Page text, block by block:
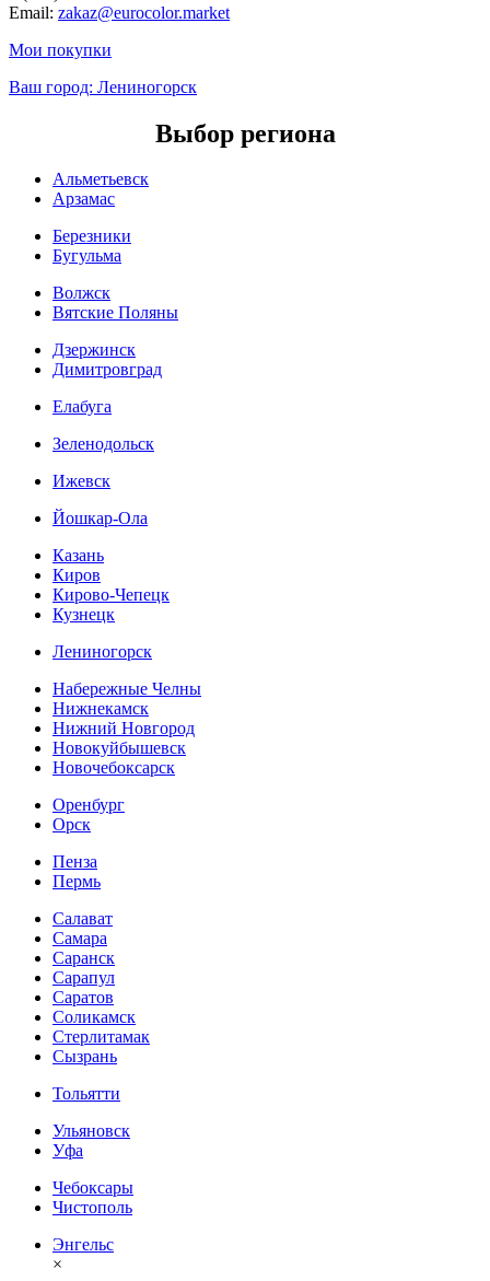
Email: zakaz@eurocolor.market
Мои покупки
Ваш город: Лениногорск
Выбор региона
Альметьевск
Арзамас
Березники
Бугульма
Волжск
Вятские Поляны
Дзержинск
Димитровград
Елабуга
Зеленодольск
Ижевск
Йошкар-Ола
Казань
Киров
Кирово-Чепецк
Кузнецк
Лениногорск
Набережные Челны
Нижнекамск
Нижний Новгород
Новокуйбышевск
Новочебоксарск
Оренбург
Орск
Пенза
Пермь
Салават
Самара
Саранск
Сарапул
Саратов
Соликамск
Стерлитамак
Сызрань
Тольятти
Ульяновск
Уфа
Чебоксары
Чистополь
Энгельс
×